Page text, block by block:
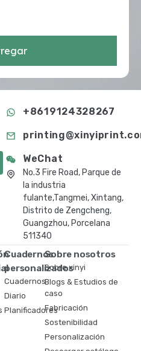
+8619124328267
WeChat
No.3 Fire Road, Parque de
la industria
fulante,Tangmei, Xintang,
Distrito de Zengcheng,
Guangzhou, Porcelana
511340
Cuadernos
personalizados
Cuadernos
Diario
Planificadores
Sobre nosotros
Sobre xinyi
Blogs & Estudios de
caso
Fabricación
Sostenibilidad
Personalización